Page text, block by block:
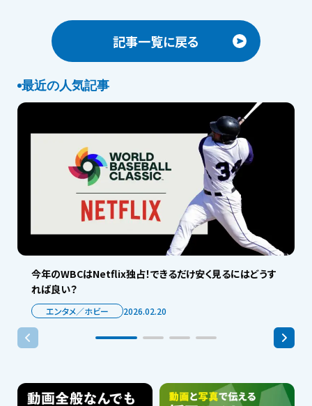
記事一覧に戻る
最近の人気記事
今年のWBCはNetflix独占！できるだけ安く見るにはどうす
れば良い？
エンタメ／ホビー 2026.02.20